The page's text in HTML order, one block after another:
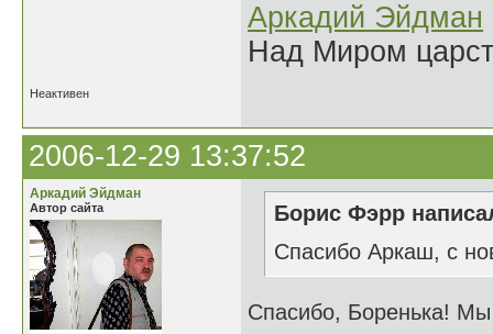
Аркадий Эйдман
Над Миром
Неактивен
2006-12-29 13:37:52
Аркадий Эйдман
Автор сайта
Борис Фэрр
Спасибо Аркаш, с
Спасибо, Боренька!